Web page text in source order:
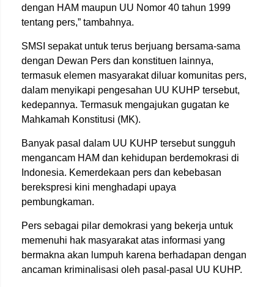
dengan HAM maupun UU Nomor 40 tahun 1999
tentang pers,” tambahnya.
SMSI sepakat untuk terus berjuang bersama-sama
dengan Dewan Pers dan konstituen lainnya,
termasuk elemen masyarakat diluar komunitas pers,
dalam menyikapi pengesahan UU KUHP tersebut,
kedepannya. Termasuk mengajukan gugatan ke
Mahkamah Konstitusi (MK).
Banyak pasal dalam UU KUHP tersebut sungguh
mengancam HAM dan kehidupan berdemokrasi di
Indonesia. Kemerdekaan pers dan kebebasan
berekspresi kini menghadapi upaya
pembungkaman.
Pers sebagai pilar demokrasi yang bekerja untuk
memenuhi hak masyarakat atas informasi yang
bermakna akan lumpuh karena berhadapan dengan
ancaman kriminalisasi oleh pasal-pasal UU KUHP.